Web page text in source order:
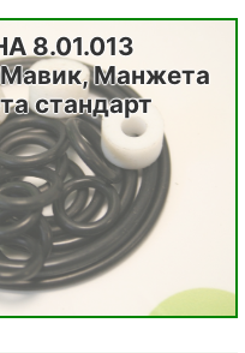
8.01.013
Манжета
стандарт